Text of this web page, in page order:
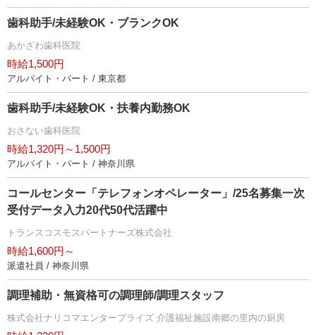
歯科助手/未経験OK・ブランクOK
あかざわ歯科医院
時給1,500円
アルバイト・パート / 東京都
歯科助手/未経験OK・扶養内勤務OK
おさない歯科医院
時給1,320円～1,500円
アルバイト・パート / 神奈川県
コールセンター「テレフォンオペレーター」/25名募集一次
受付データ入力20代50代活躍中
トランスコスモスパートナーズ株式会社
時給1,600円～
派遣社員 / 神奈川県
調理補助・無資格可の調理師/調理スタッフ
株式会社ナリコマエンタープライズ 介護福祉施設南郷の里内の厨房